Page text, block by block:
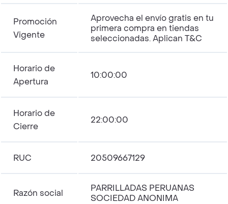
Promoción
Vigente
Aprovecha el envío gratis en tu
primera compra en tiendas
seleccionadas. Aplican T&C
Horario de
Apertura
10:00:00
Horario de
Cierre
22:00:00
RUC 20509667129
Razón social
PARRILLADAS PERUANAS
SOCIEDAD ANONIMA